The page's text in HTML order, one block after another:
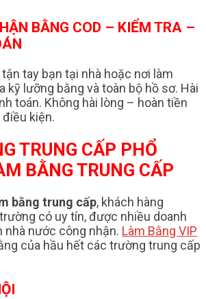
BẰNG COD – KIỂM TRA –
tay bạn tại nhà hoặc nơi làm
kỹ lưỡng bằng và toàn bộ hồ sơ. Hài
toán. Không hài lòng – hoàn tiền
điều kiện.
TRUNG CẤP PHỔ
BẰNG TRUNG CẤP
bằng trung cấp, khách hàng
có uy tín, được nhiều doanh
nhà nước công nhận. Làm Bằng VIP
của hầu hết các trường trung cấp